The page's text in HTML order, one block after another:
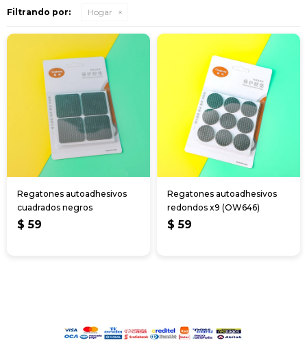
Filtrando por: Hogar
Regatones autoadhesivos
cuadrados negros
$ 59
Regatones autoadhesivos
redondos x9 (OW646)
$ 59